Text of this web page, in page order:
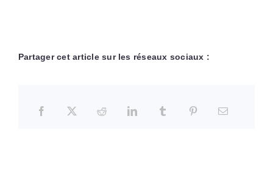
Partager cet article sur les réseaux sociaux :